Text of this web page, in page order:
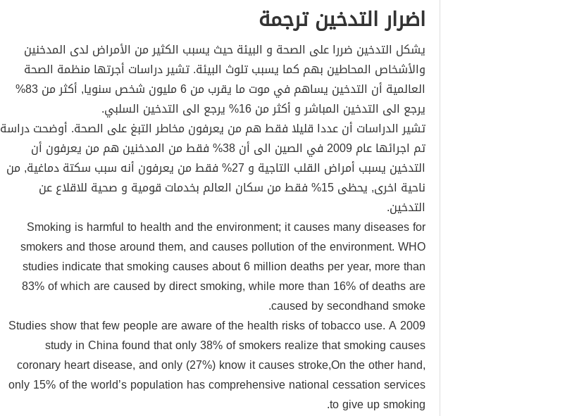
اضرار التدخين ترجمة
يشكل التدخين ضررا على الصحة و البيئة حيث يسبب الكثير من الأمراض لدى المدخنين
والأشخاص المحاطين بهم كما يسبب تلوث البيئة. تشير دراسات أجرتها منظمة الصحة
العالمية أن التدخين يساهم في موت ما يقرب من 6 مليون شخص سنويا, أكثر من 83%
يرجع الى التدخين المباشر و أكثر من 16% يرجع الى التدخين السلبي.
تشير الدراسات أن عددا قليلا فقط هم من يعرفون مخاطر التبغ على الصحة. أوضحت دراسة
تم اجرائها عام 2009 في الصين الى أن 38% فقط من المدخنين هم من يعرفون أن
التدخين يسبب أمراض القلب التاجية و 27% فقط من يعرفون أنه سبب سكتة دماغية, من
ناحية اخرى, يحظى 15% فقط من سكان العالم بخدمات قومية و صحية للاقلاع عن
التدخين.
Smoking is harmful to health and the environment; it causes many diseases for
smokers and those around them, and causes pollution of the environment. WHO
studies indicate that smoking causes about 6 million deaths per year, more than
83% of which are caused by direct smoking, while more than 16% of deaths are
caused by secondhand smoke.
Studies show that few people are aware of the health risks of tobacco use. A 2009
study in China found that only 38% of smokers realize that smoking causes
coronary heart disease, and only (27%) know it causes stroke,On the other hand,
only 15% of the world’s population has comprehensive national cessation services
to give up smoking.